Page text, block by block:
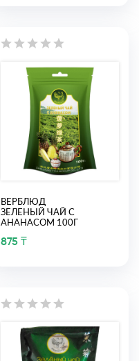
ВЕРБЛЮД
ЗЕЛЕНЫЙ ЧАЙ С
АНАНАСОМ 100Г
875 ₸